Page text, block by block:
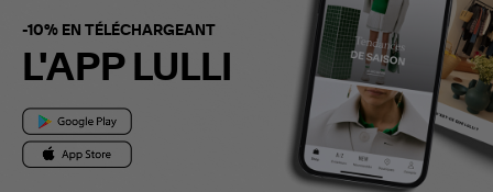
-10% EN TÉLÉCHARGEANT
L'APP LULLI